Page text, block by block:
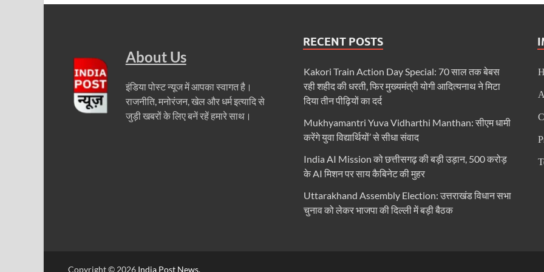
Bastar Story: बस्तर में लोकतंत्र की नई सुबह 47 गांवों में पहली बार 26 जनवरी को फहराया गया तिरंगा
UP Diwas Program: विकसित भारत-विकसित उत्तर प्रदेश ’’की थीम पर दिल्ली हाट में उत्तर प्रदेश दिवस-2026 का हुआ भव्य आयोजन
Uttarakhand Uniform Scam: वर्दी घोटाले में सीएम धामी ने दिए DIG के निलंबन के आदेश
Kapil Dev Agarwal: यूपी सरकार के मंत्री कपिल देव ने अधिकारियों के साथ की बैठक
Uttarakhand Tableau: भारत पर्व पर प्रदर्शित होगी “आत्मनिर्भर उत्तराखण्ड” की झांकी
UP tableau Kartavya Path: कर्तव्य पथ पर नजर आएगी बुंदेलखंड की शान, यूपी की झांकी में दिखेगी विरासत और विकास की एकजुट तस्वीर
PM Gram Sadak Yojana: प्रधानमंत्री ग्राम सड़क योजना में लापरवाही पर कड़ी कार्रवाई-उप मुख्यमंत्री केशव प्रसाद मौर्य
UP Kaushal Disha: कौशल दिशा पोर्टल से ग्रामीण युवाओं को मिलेगा रोजगार का मार्ग
About Us
इंडिया पोस्ट न्यूज में आपका स्वागत है।
राजनीति, मनोरंजन, खेल और धर्म इत्यादि से
जुड़ी खबरों के लिए बनें रहें हमारे साथ।
RECENT POSTS
Kakori Train Action Day Special: 70 साल तक बेबस
रही शहीद की धरती, फिर मुख्यमंत्री योगी आदित्यनाथ ने मिटा
दिया तीन पीढ़ियों का दर्द
Mukhyamantri Yuva Vidharthi Manthan: सीएम धामी
करेंगे युवा विद्यार्थियों’ से सीधा संवाद
India AI Mission को छत्तीसगढ़ की बड़ी उड़ान, 500 करोड़
के AI मिशन पर साय कैबिनेट की मुहर
Uttarakhand Assembly Election: उत्तराखंड विधान सभा
चुनाव को लेकर भाजपा की दिल्ली में बड़ी बैठक
Copyright © 2026 India Post News.